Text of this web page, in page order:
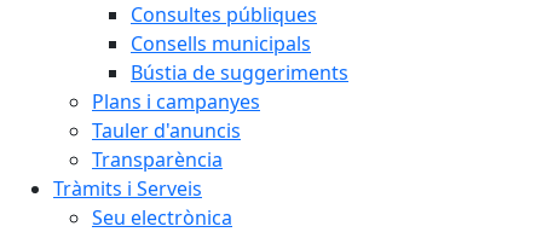
Consultes públiques
Consells municipals
Bústia de suggeriments
Plans i campanyes
Tauler d'anuncis
Transparència
Tràmits i Serveis
Seu electrònica